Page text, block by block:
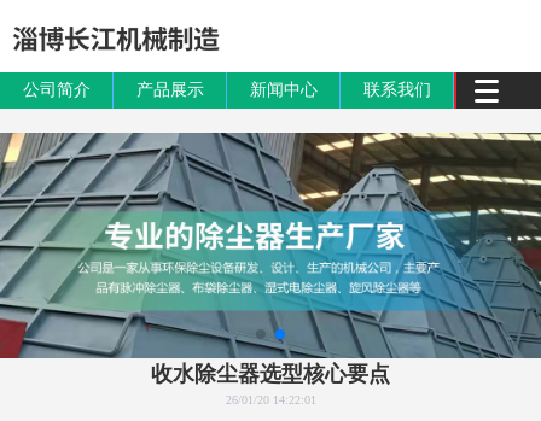
公司简介 产品展示 新闻中心 联系我们
收水除尘器选型核心要点
26/01/20 14:22:01